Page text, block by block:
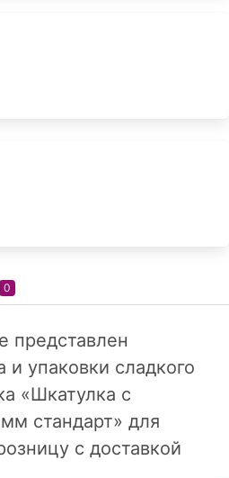
0
представлен
и упаковки сладкого
«Шкатулка с
стандарт» для
с доставкой